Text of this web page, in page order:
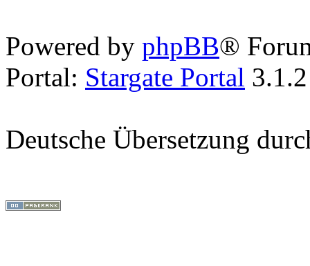
Powered by phpBB®
Portal: Stargate Portal
Deutsche Übersetzung